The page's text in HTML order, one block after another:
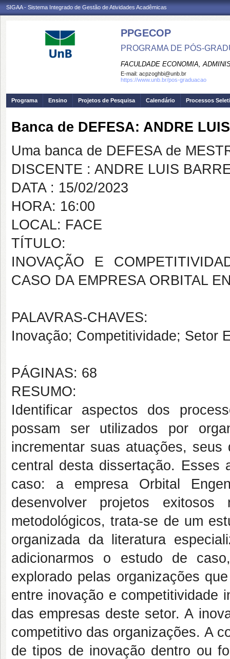
SIGAA - Sistema Integrado de Gestão de Atividades Acadêmicas
PPGECOP
PROGRAMA DE PÓS-
FACULDADE ECONOMIA,
E-mail: acpzoghbi@unb.br
https://www.unb.br/pos-graduacao
Programa Ensino Projetos de Pesquisa Calendário Processos
Banca de DEFESA: ANDRE
Uma banca de DEFESA de
DISCENTE : ANDRE LUIS
DATA : 15/02/2023
HORA: 16:00
LOCAL: FACE
TÍTULO:
INOVAÇÃO E
CASO DA EMPRESA ORBITAL
PALAVRAS-CHAVES:
Inovação; Competitividade; Setor
PÁGINAS: 68
RESUMO:
Identificar aspectos dos
possam ser utilizados por
incrementar suas atuações,
central desta dissertação. Esses
caso: a empresa Orbital
desenvolver projetos
metodológicos, trata-se de um
organizada da literatura
adicionarmos o estudo de
explorado pelas organizações
entre inovação e competitividade
das empresas deste setor. A
competitivo das organizações. A
de tipos de inovação dentro ou